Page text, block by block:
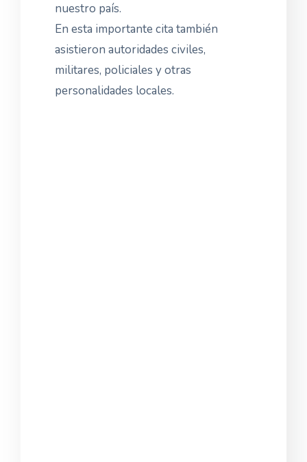
nuestro país.
En esta importante cita también
asistieron autoridades civiles,
militares, policiales y otras
personalidades locales.